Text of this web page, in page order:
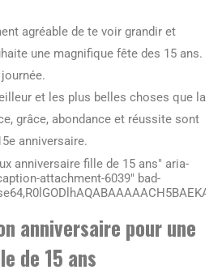
agréable de te voir grandir et
une magnifique fête des 15 ans.
et les plus belles choses que la
grâce, abondance et réussite sont
anniversaire.
anniversaire fille de 15 ans" aria-
attachment-6039" bad-
anniversaire pour une
de 15 ans